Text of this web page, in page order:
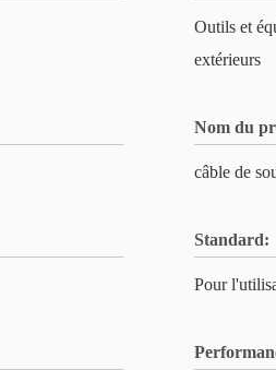
Outils et
extérieurs
Nom du
câble de
Standard:
Pour